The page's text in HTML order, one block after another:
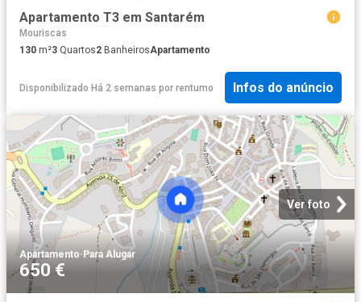
Apartamento T3 em Santarém
Mouriscas
130 m²3 Quartos2 BanheirosApartamento
Disponibilizado Há 2 semanas por rentumo Infos do anúncio
Ver foto
Apartamento·Para Alugar
650 €